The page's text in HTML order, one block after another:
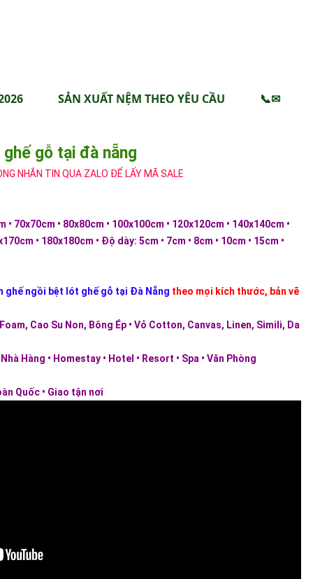
SẢN XUẤT NỆM THEO YÊU CẦU 📞✉
gỗ tại đà nẵng
NHẮN TIN QUA ZALO ĐỂ LẤY MÃ SALE
• 70x70cm • 80x80cm • 100x100cm • 120x120cm • 140x140cm •
• 180x180cm • Độ dày: 5cm • 7cm • 8cm • 10cm • 15cm •
ghế ngồi bệt lót ghế gỗ tại Đà Nẵng theo mọi kích thước, bản vẽ
Cao Su Non, Bông Ép • Vỏ Cotton, Canvas, Linen, Simili, Da
Hàng • Homestay • Hotel • Resort • Spa • Văn Phòng
Quốc • Giao tận nơi